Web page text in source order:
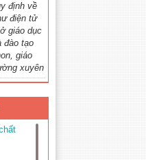
định về
điện tử
giáo dục
đào tạo
giáo
xuyên